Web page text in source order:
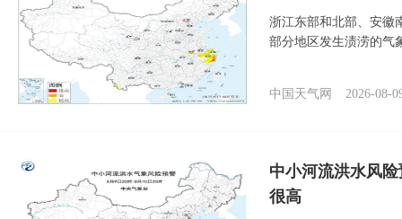
浙江东部和北部、安徽
部分地区发生渍涝的气
中国天气网 2026-08-
中小河流洪水风
很高